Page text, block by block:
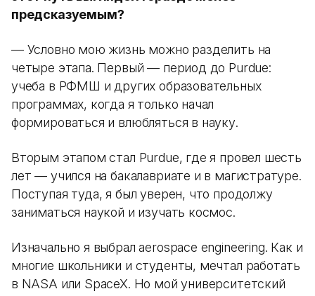
предсказуемым?
— Условно мою жизнь можно разделить на
четыре этапа. Первый — период до Purdue:
учеба в РФМШ и других образовательных
программах, когда я только начал
формироваться и влюбляться в науку.
Вторым этапом стал Purdue, где я провел шесть
лет — учился на бакалавриате и в магистратуре.
Поступая туда, я был уверен, что продолжу
заниматься наукой и изучать космос.
Изначально я выбрал aerospace engineering. Как и
многие школьники и студенты, мечтал работать
в NASA или SpaceX. Но мой университетский